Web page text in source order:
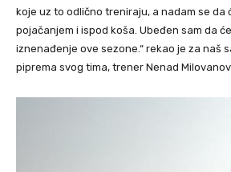
koje uz to odlično treniraju, a nadam se da
pojačanjem i ispod koša. Ubeđen sam da
iznenađenje ove sezone.“ rekao je za naš
piprema svog tima, trener Nenad